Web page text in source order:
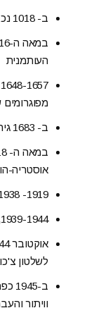
ב- 1018 נכבשה על ידי שבטים ההוניים
העותמנית
ב- 1683 גירוש התורכים על ידי ההבסבורגים
אוסטריה-
1919- 1938 סופחה לצ'כוסלובקיה
1939-1944, לפי הסכם מינכן, חזרה לשליטת הונגריה
לשלטון
וויתור